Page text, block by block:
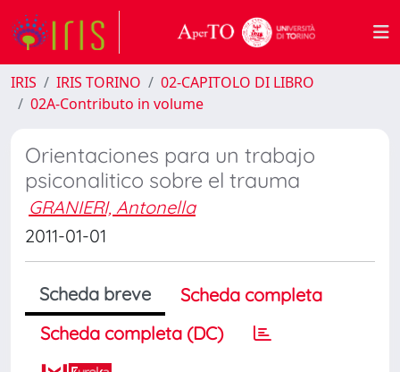
IRIS IRIS TORINO
02-CAPITOLO DI LIBRO
02A-Contributo in volume
Orientaciones para un trabajo
psiconalitico sobre el trauma
GRANIERI, Antonella
2011-01-01
Scheda breve
Scheda completa
Scheda completa (DC)